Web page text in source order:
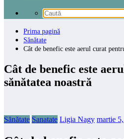
Prima pagină
Sănătate
Cât de benefic este aerul curat
Cât de benefic este
sănătatea noastră
Sănătate Sanatate Ligia Nagy martie